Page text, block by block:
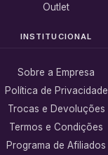
Outlet
INSTITUCIONAL
Sobre a Empresa
Política de Privacidade
Trocas e Devoluções
Termos e Condições
Programa de Afiliados